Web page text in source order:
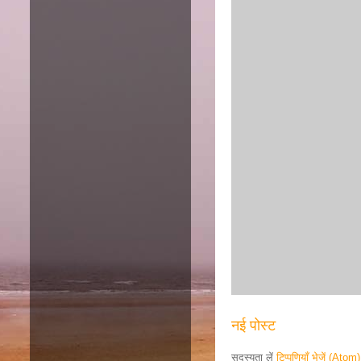
नई पोस्ट
सदस्यता लेंटिप्पणियाँ भेजें (Atom)